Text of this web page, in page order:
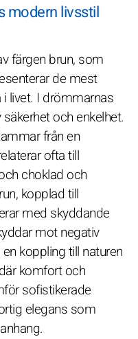
modern livsstil
färgen brun, som
de mest
livet. I drömmarnas
och enkelhet.
från en
ofta till
choklad och
kopplad till
med skyddande
mot negativ
koppling till naturen
komfort och
sofistikerade
elegans som